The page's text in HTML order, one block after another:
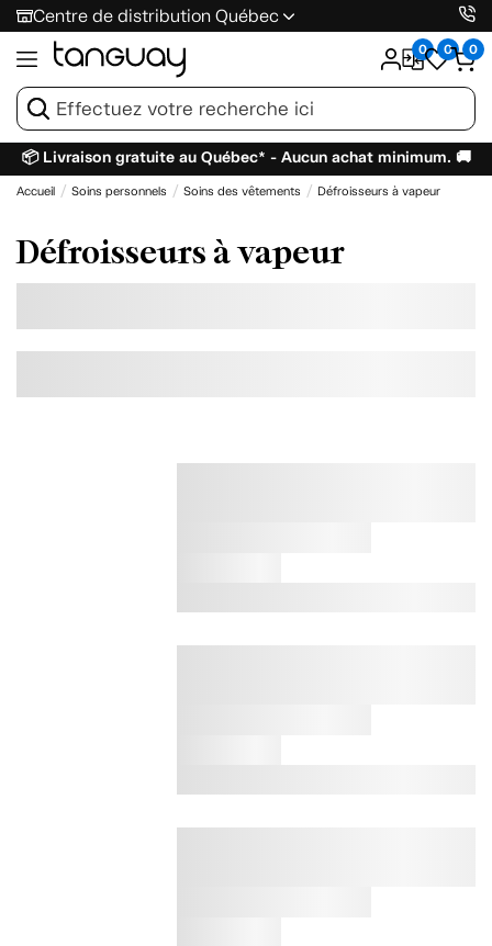
Centre de distribution Québec
0 0 0
📦 Livraison gratuite au Québec* - Aucun achat minimum. 🚚
Accueil Soins personnels Soins des vêtements Défroisseurs à vapeur
Défroisseurs à vapeur